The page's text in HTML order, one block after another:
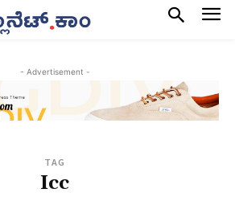
- Advertisement -
TAG
Icc